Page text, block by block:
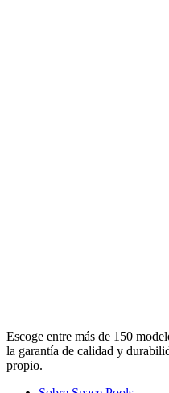
Escoge entre más de 150
la garantía de calidad y
propio.